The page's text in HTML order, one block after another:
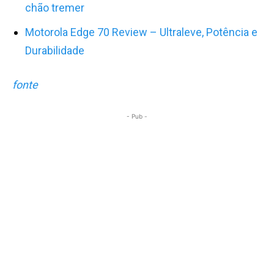
chão tremer
Motorola Edge 70 Review – Ultraleve, Potência e
Durabilidade
fonte
- Pub -